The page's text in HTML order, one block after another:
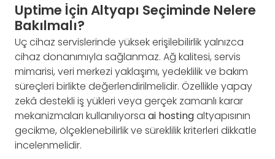
Uptime İçin Altyapı Seçiminde Nelere
Bakılmalı?
Uç cihaz servislerinde yüksek erişilebilirlik yalnızca
cihaz donanımıyla sağlanmaz. Ağ kalitesi, servis
mimarisi, veri merkezi yaklaşımı, yedeklilik ve bakım
süreçleri birlikte değerlendirilmelidir. Özellikle yapay
zekâ destekli iş yükleri veya gerçek zamanlı karar
mekanizmaları kullanılıyorsa ai hostingaltyapısının
gecikme, ölçeklenebilirlik ve süreklilik kriterleri dikkatle
incelenmelidir.